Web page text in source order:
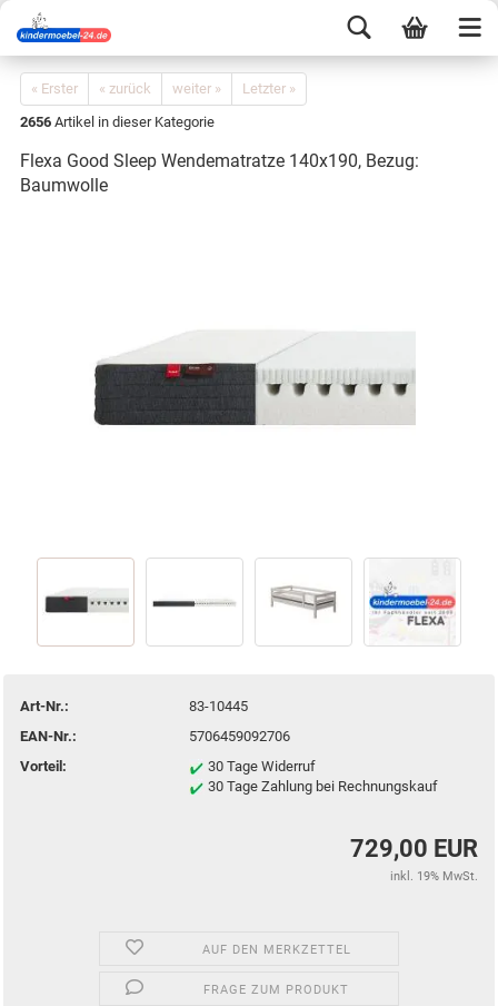
« Erster « zurück weiter »
Letzter »
2656 Artikel in dieser Kategorie
Flexa Good Sleep Wendematratze 140x190, Bezug:
Baumwolle
Art-Nr.:
83-10445
EAN-Nr.:
5706459092706
Vorteil:
30 Tage Widerruf
30 Tage Zahlung bei Rechnungskauf
729,00 EUR
inkl. 19% MwSt.
AUF DEN MERKZETTEL
FRAGE ZUM PRODUKT